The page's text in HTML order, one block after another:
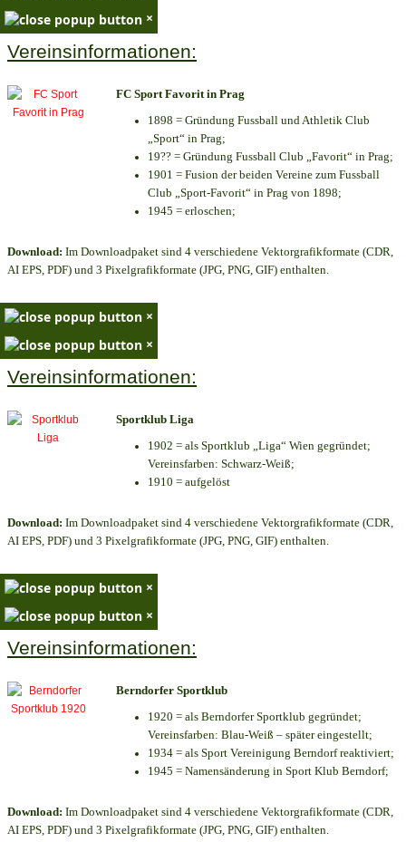
×
Vereinsinformationen:
FC Sport Favorit in Prag
1898 = Gründung Fussball und Athletik Club
„Sport“ in Prag;
19?? = Gründung Fussball Club „Favorit“ in Prag;
1901 = Fusion der beiden Vereine zum Fussball
Club „Sport-Favorit“ in Prag von 1898;
1945 = erloschen;
Download: Im Downloadpaket sind 4 verschiedene Vektorgrafikformate (CDR,
AI EPS, PDF) und 3 Pixelgrafikformate (JPG, PNG, GIF) enthalten.
×
×
Vereinsinformationen:
Sportklub Liga
1902 = als Sportklub „Liga“ Wien gegründet;
Vereinsfarben: Schwarz-Weiß;
1910 = aufgelöst
Download: Im Downloadpaket sind 4 verschiedene Vektorgrafikformate (CDR,
AI EPS, PDF) und 3 Pixelgrafikformate (JPG, PNG, GIF) enthalten.
×
×
Vereinsinformationen:
Berndorfer Sportklub
1920 = als Berndorfer Sportklub gegründet;
Vereinsfarben: Blau-Weiß – später eingestellt;
1934 = als Sport Vereinigung Berndorf reaktiviert;
1945 = Namensänderung in Sport Klub Berndorf;
Download: Im Downloadpaket sind 4 verschiedene Vektorgrafikformate (CDR,
AI EPS, PDF) und 3 Pixelgrafikformate (JPG, PNG, GIF) enthalten.